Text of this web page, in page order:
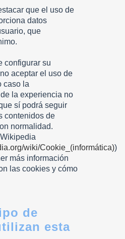
que el uso de
datos
que
configurar su
aceptar el uso de
caso la
la experiencia no
sí podrá seguir
contenidos de
normalidad.
wiki/Cookie_(informática))
más información
las cookies y cómo
de
esta